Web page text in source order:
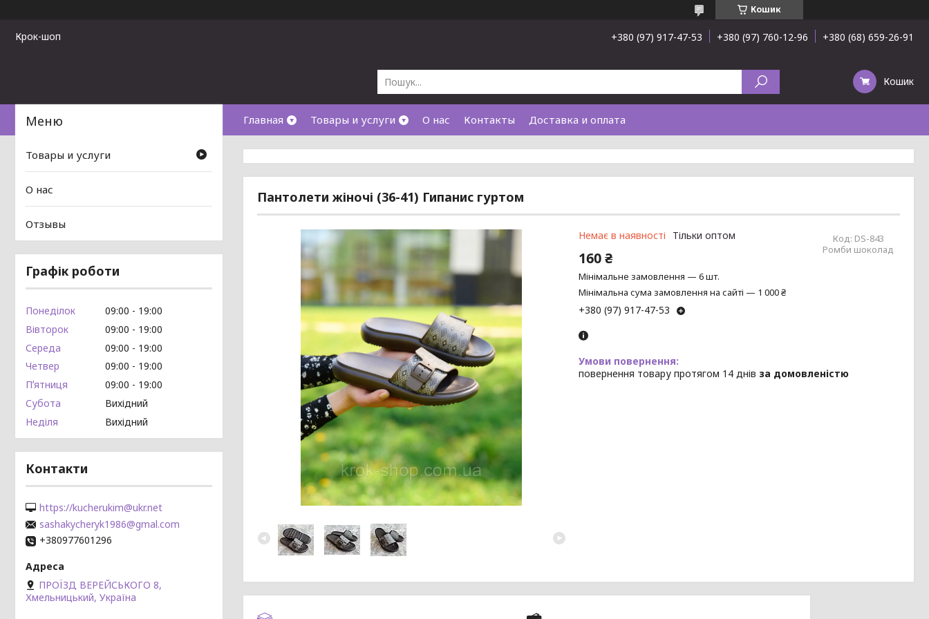
Кошик
Крок-шоп +380 (97) 917-47-53 +380 (97) 760-12-96 +380 (68) 659-26-91
Кошик
Главная Товары и услуги О нас Контакты Доставка и оплата
Пантолети жіночі (36-41) Гипанис гуртом
Немає в наявності Тільки оптом Код: DS-843
Ромби шоколад
160 ₴
Мінімальне замовлення — 6 шт.
Мінімальна сума замовлення на сайті — 1 000 ₴
+380 (97) 917-47-53
повернення товару протягом 14 днів за домовленістю
Товары и услуги
О нас
Отзывы
Графік роботи
Понеділок 09:00
19:00
Вівторок
09:00
19:00
Середа
09:00
19:00
Четвер
09:00
19:00
Пʼятниця
09:00
19:00
Субота
Вихідний
Неділя
Вихідний
Контакти
https://kucherukim@ukr.net
sashakycheryk1986@gmal.com
+380977601296
ПРОЇЗД ВЕРЕЙСЬКОГО 8,
Хмельницький, Україна